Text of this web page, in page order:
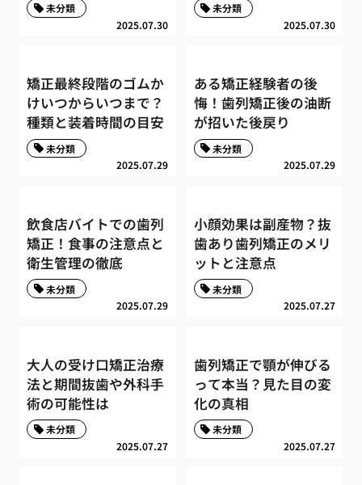
2025.07.30
未分類
2025.07.30
未分類
矯正最終段階のゴムか
けいつからいつまで？
種類と装着時間の目安
2025.07.29
未分類
ある矯正経験者の後
悔！歯列矯正後の油断
が招いた後戻り
2025.07.29
未分類
飲食店バイトでの歯列
矯正！食事の注意点と
衛生管理の徹底
2025.07.29
未分類
小顔効果は副産物？抜
歯あり歯列矯正のメリ
ットと注意点
2025.07.27
未分類
大人の受け口矯正治療
法と期間抜歯や外科手
術の可能性は
2025.07.27
未分類
歯列矯正で顎が伸びる
って本当？見た目の変
化の真相
2025.07.27
未分類